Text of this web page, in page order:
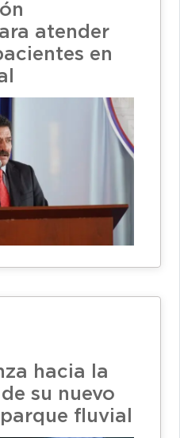
atender
en
hacia la
su nuevo
fluvial